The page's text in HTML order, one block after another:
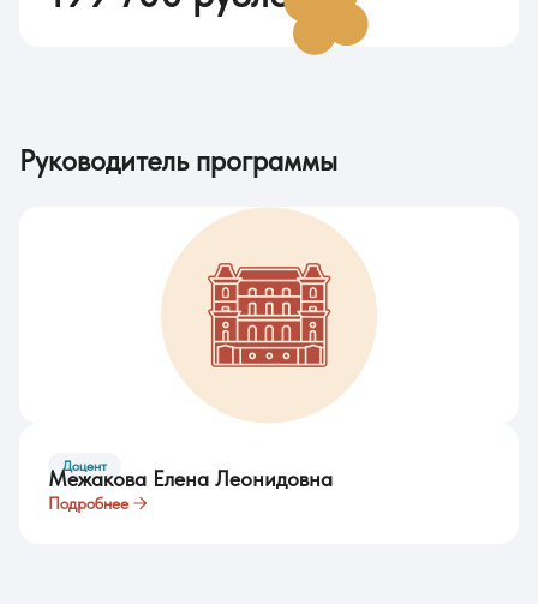
Руководитель программы
Доцент
Межакова Елена Леонидовна
Подробнее